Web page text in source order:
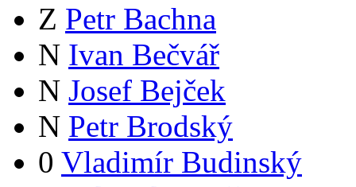
Z Petr Bachna
N Ivan Bečvář
N Josef Bejček
N Petr Brodský
0 Vladimír Budinský